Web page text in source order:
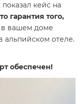
кейс на
гарантия того,
в вашем доме
альпийском отеле.
обеспечен!